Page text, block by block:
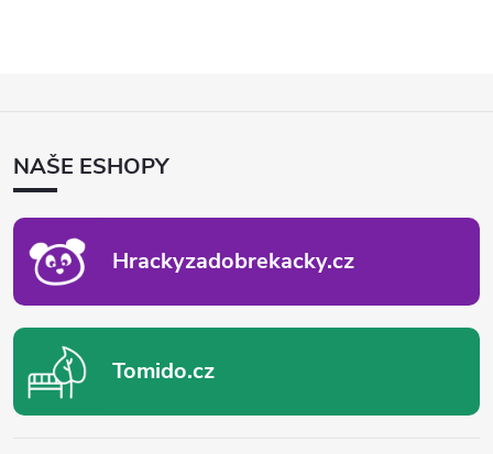
ANAŠE ESHOPY
Hrackyzadobrekacky.cz
Tomido.cz